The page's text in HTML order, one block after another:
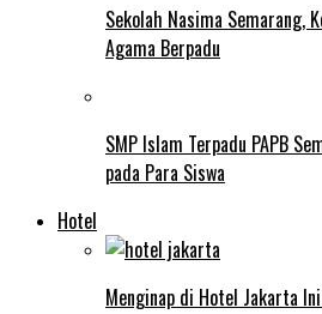
Sekolah Nasima Semarang,
Agama Berpadu
SMP Islam Terpadu PAPB
pada Para Siswa
Hotel
Menginap di Hotel Jakarta